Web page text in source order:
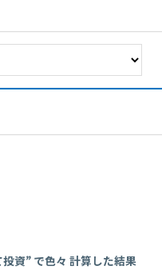
資” で色々 計算した結果